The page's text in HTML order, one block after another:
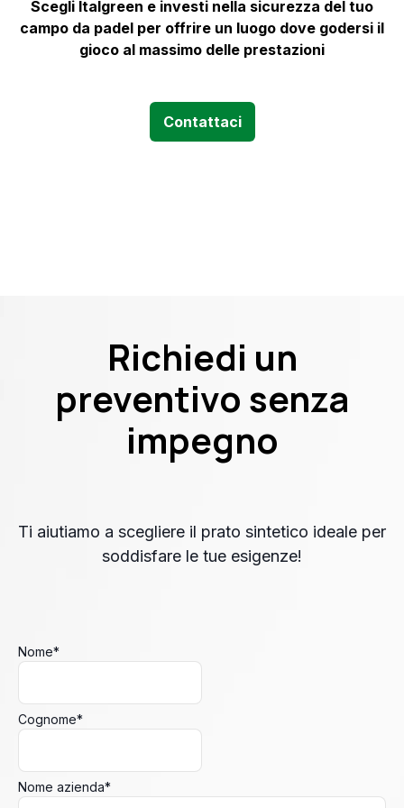
Scegli Italgreen e investi nella sicurezza del tuo
campo da padel per offrire un luogo dove godersi il
gioco al massimo delle prestazioni
Contattaci
Richiedi un
preventivo senza
impegno
Ti aiutiamo a scegliere il prato sintetico ideale per
soddisfare le tue esigenze!
Nome*
Cognome*
Nome azienda*